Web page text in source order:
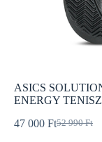
ASICS
ENERGY
52 990Ft
Original
47 000 FtCurrent